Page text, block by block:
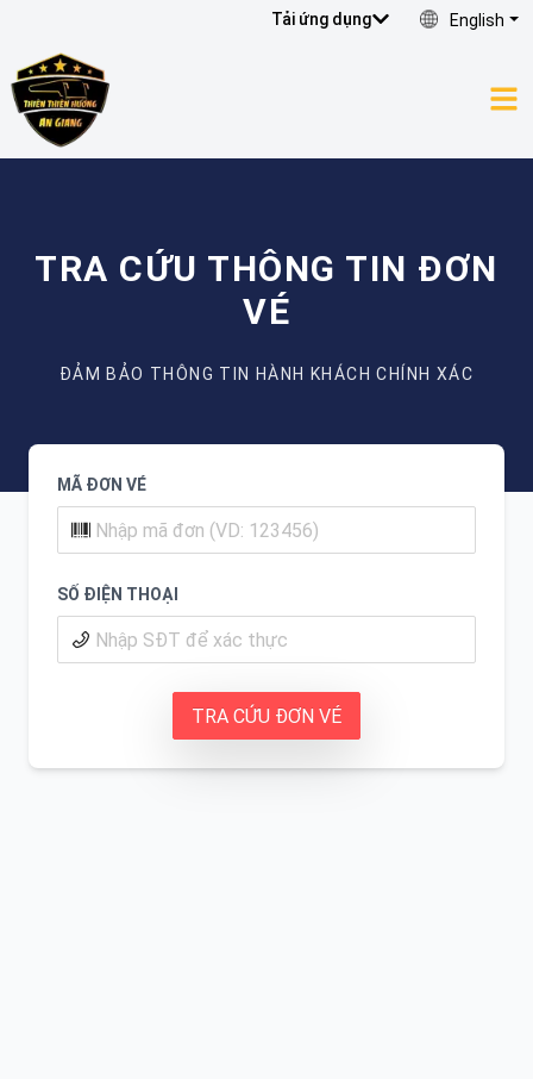
Tải ứng dụng English
TRA CỨU THÔNG TIN ĐƠN
VÉ
ĐẢM BẢO THÔNG TIN HÀNH KHÁCH CHÍNH XÁC
MÃ ĐƠN VÉ
SỐ ĐIỆN THOẠI
TRA CỨU ĐƠN VÉ